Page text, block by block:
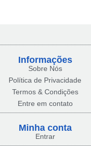
Informações
Sobre Nós
Política de Privacidade
Termos & Condições
Entre em contato
Minha conta​
Entrar